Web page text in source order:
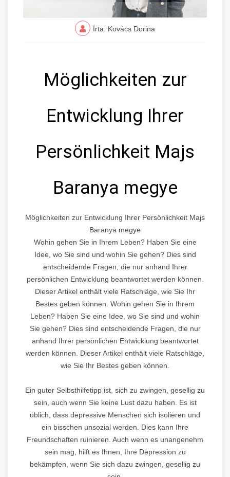
Írta: Kovács Dorina
Möglichkeiten zur
Entwicklung Ihrer
Persönlichkeit Majs
Baranya megye
Möglichkeiten zur Entwicklung Ihrer Persönlichkeit Majs
Baranya megye
Wohin gehen Sie in Ihrem Leben? Haben Sie eine
Idee, wo Sie sind und wohin Sie gehen? Dies sind
entscheidende Fragen, die nur anhand Ihrer
persönlichen Entwicklung beantwortet werden können.
Dieser Artikel enthält viele Ratschläge, wie Sie Ihr
Bestes geben können. Wohin gehen Sie in Ihrem
Leben? Haben Sie eine Idee, wo Sie sind und wohin
Sie gehen? Dies sind entscheidende Fragen, die nur
anhand Ihrer persönlichen Entwicklung beantwortet
werden können. Dieser Artikel enthält viele Ratschläge,
wie Sie Ihr Bestes geben können.
Ein guter Selbsthilfetipp ist, sich zu zwingen, gesellig zu
sein, auch wenn Sie keine Lust dazu haben. Es ist
üblich, dass depressive Menschen sich isolieren und
ein bisschen unsozial werden. Dies kann Ihre
Freundschaften ruinieren. Auch wenn es unangenehm
sein mag, hilft es Ihnen, Ihre Depression zu
bekämpfen, wenn Sie sich dazu zwingen, gesellig zu